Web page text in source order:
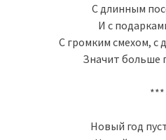
С длинным
И с
С громким смехом, с
Значит больше
***
Новый год